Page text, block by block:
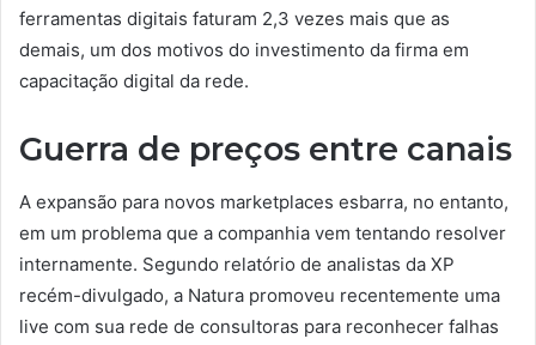
ferramentas digitais faturam 2,3 vezes mais que as
demais, um dos motivos do investimento da firma em
capacitação digital da rede.
Guerra de preços entre canais
A expansão para novos marketplaces esbarra, no entanto,
em um problema que a companhia vem tentando resolver
internamente. Segundo relatório de analistas da XP
recém-divulgado, a Natura promoveu recentemente uma
live com sua rede de consultoras para reconhecer falhas